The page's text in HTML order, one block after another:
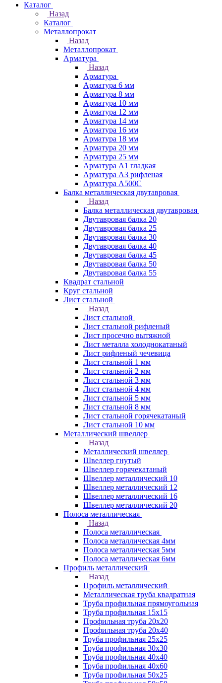
Каталог
Назад
Каталог
Металлопрокат
Назад
Металлопрокат
Арматура
Назад
Арматура
Арматура 6 мм
Арматура 8 мм
Арматура 10 мм
Арматура 12 мм
Арматура 14 мм
Арматура 16 мм
Арматура 18 мм
Арматура 20 мм
Арматура 25 мм
Арматура А1 гладкая
Арматура А3 рифленая
Арматура А500С
Балка металлическая двутавровая
Назад
Балка металлическая двутавровая
Двутавровая балка 20
Двутавровая балка 25
Двутавровая балка 30
Двутавровая балка 40
Двутавровая балка 45
Двутавровая балка 50
Двутавровая балка 55
Квадрат стальной
Круг стальной
Лист стальной
Назад
Лист стальной
Лист стальной рифленый
Лист просечно вытяжной
Лист металла холоднокатаный
Лист рифленый чечевица
Лист стальной 1 мм
Лист стальной 2 мм
Лист стальной 3 мм
Лист стальной 4 мм
Лист стальной 5 мм
Лист стальной 8 мм
Лист стальной горячекатаный
Лист стальной 10 мм
Металлический швеллер
Назад
Металлический швеллер
Швеллер гнутый
Швеллер горячекатаный
Швеллер металлический 10
Швеллер металлический 12
Швеллер металлический 16
Швеллер металлический 20
Полоса металлическая
Назад
Полоса металлическая
Полоса металлическая 4мм
Полоса металлическая 5мм
Полоса металлическая 6мм
Профиль металлический
Назад
Профиль металлический
Металлическая труба квадратная
Труба профильная прямоугольная
Труба профильная 15х15
Профильная труба 20х20
Профильная труба 20х40
Труба профильная 25х25
Труба профильная 30x30
Труба профильная 40х40
Труба профильная 40х60
Труба профильная 50х25